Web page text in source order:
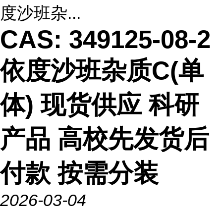
度沙班杂...
CAS: 349125-08-2
依度沙班杂质C(单
体) 现货供应 科研
产品 高校先发货后
付款 按需分装
2026-03-04